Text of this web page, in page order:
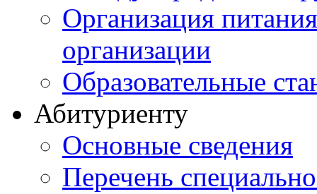
Организация
организации
Образовательные
Абитуриенту
Основные сведения
Перечень